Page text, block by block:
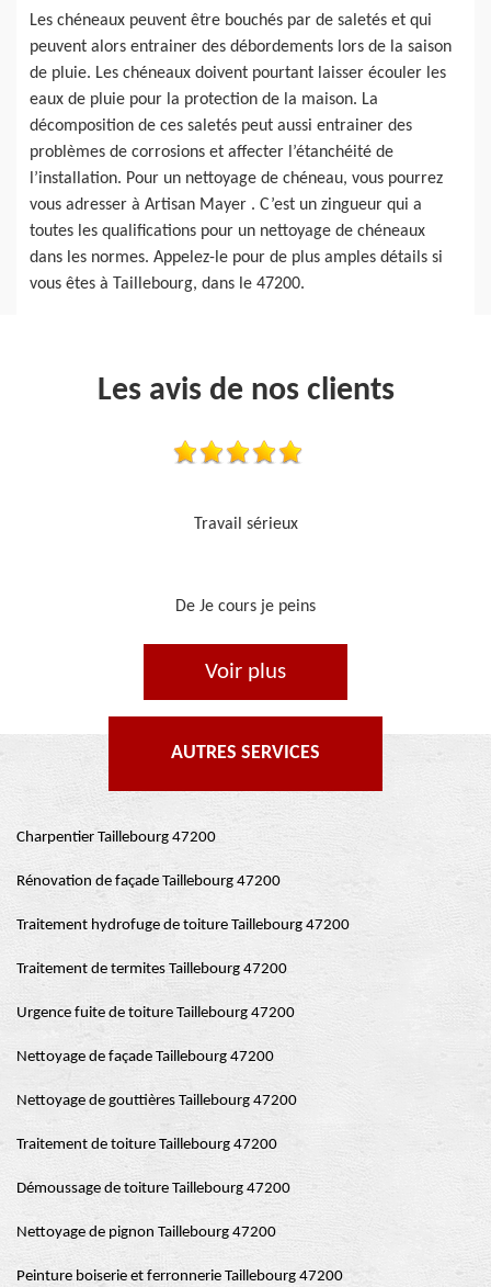
Les chéneaux peuvent être bouchés par de saletés et qui
peuvent alors entrainer des débordements lors de la saison
de pluie. Les chéneaux doivent pourtant laisser écouler les
eaux de pluie pour la protection de la maison. La
décomposition de ces saletés peut aussi entrainer des
problèmes de corrosions et affecter l’étanchéité de
l’installation. Pour un nettoyage de chéneau, vous pourrez
vous adresser à Artisan Mayer . C’est un zingueur qui a
toutes les qualifications pour un nettoyage de chéneaux
dans les normes. Appelez-le pour de plus amples détails si
vous êtes à Taillebourg, dans le 47200.
Les avis de nos clients
Je recommande, top !!
De Ornella
Voir plus
AUTRES SERVICES
Charpentier Taillebourg 47200
Rénovation de façade Taillebourg 47200
Traitement hydrofuge de toiture Taillebourg 47200
Traitement de termites Taillebourg 47200
Urgence fuite de toiture Taillebourg 47200
Nettoyage de façade Taillebourg 47200
Nettoyage de gouttières Taillebourg 47200
Traitement de toiture Taillebourg 47200
Démoussage de toiture Taillebourg 47200
Nettoyage de pignon Taillebourg 47200
Peinture boiserie et ferronnerie Taillebourg 47200